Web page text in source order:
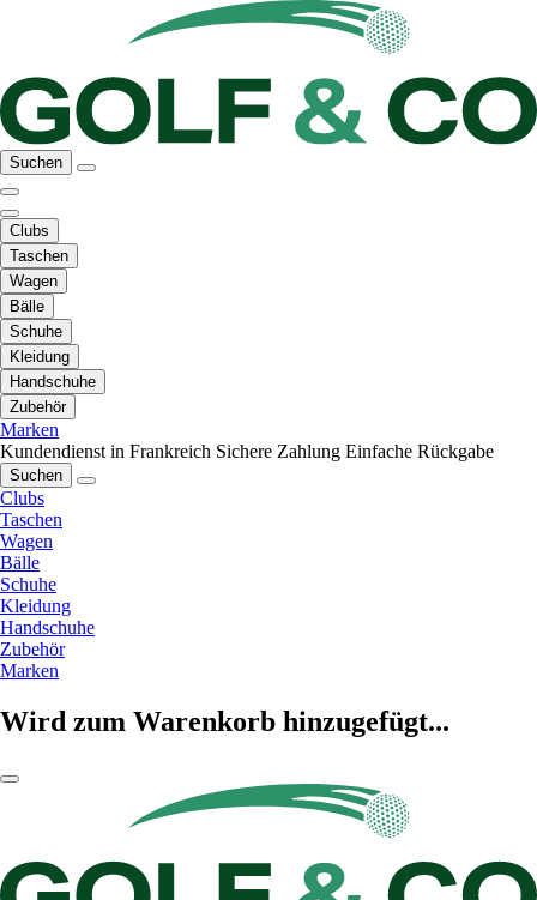
Suchen
Clubs
Taschen
Wagen
Bälle
Schuhe
Kleidung
Handschuhe
Zubehör
Marken
Kundendienst in Frankreich Sichere Zahlung Einfache Rückgabe
Suchen
Clubs
Taschen
Wagen
Bälle
Schuhe
Kleidung
Handschuhe
Zubehör
Marken
Wird zum Warenkorb hinzugefügt...